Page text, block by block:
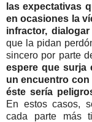
las expectativas
en ocasiones la
infractor,
que la pidan
sincero por parte
espere que surja
un encuentro con
éste sería
En estos casos,
cada parte más